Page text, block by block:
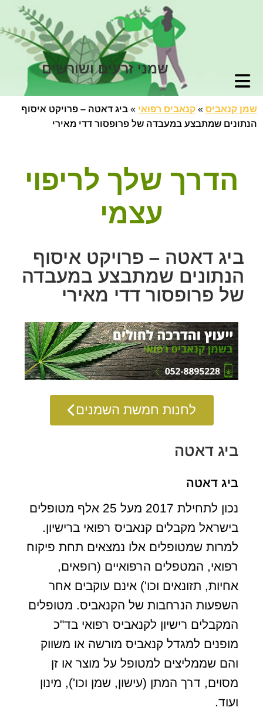
שמני זרעים ושורשים
שמן קנאביס » קנאביס רפואי » ביג דאטה – פרויקט איסוף
הנתונים שמתבצע במעבדה של פרופסור דדי מאירי
הדרך שלך לריפוי
עצמי
ביג דאטה – פרויקט איסוף
הנתונים שמתבצע במעבדה
של פרופסור דדי מאירי
לחנות חמשת השמנים
ביג דאטה
ביג דאטה
נכון לתחילת 2017 מעל 25 אלף מטופלים
בישראל מקבלים קנאביס רפואי ברישיון.
למרות שמטופלים אלו נמצאים תחת פיקוח
רפואי, המטפלים הרפואיים (רופאים,
אחיות, תזונאים וכו') אינם עוקבים אחר
השפעות הנרחבות של הקנאביס. מטופלים
המקבלים רישיון לקנאביס רפואי בד"כ
מופנים למגדל קנאביס מורשה או משווק
והם שממליצים למטופל על מוצר או זן
מסוים, דרך המתן (עישון, שמן וכו'), מינון
ועוד.